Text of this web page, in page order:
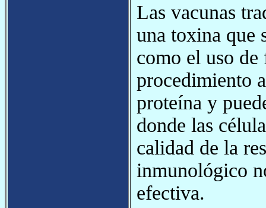
Las vacunas
una toxina que
como el uso
procedimiento
proteína y
donde las
calidad de la
inmunológico
efectiva.